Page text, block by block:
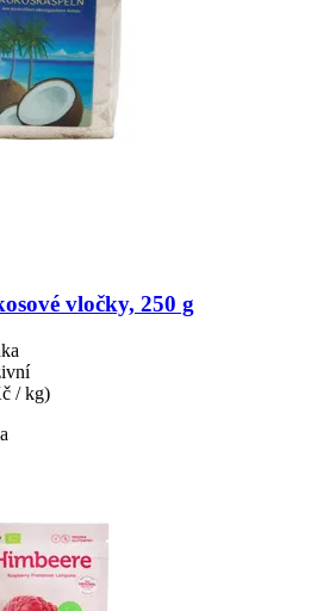
vločky, 250 g
/ kg)